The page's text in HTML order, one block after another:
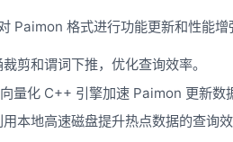
Paimon 格式进行功能更新和性能增
剪和谓词下推，优化查询效率。
化 C++ 引擎加速 Paimon 更新数
本地高速磁盘提升热点数据的查询效